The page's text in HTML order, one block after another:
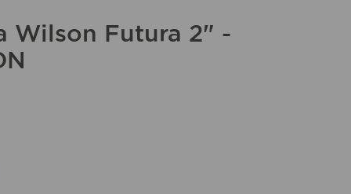
Wilson Futura 2" -